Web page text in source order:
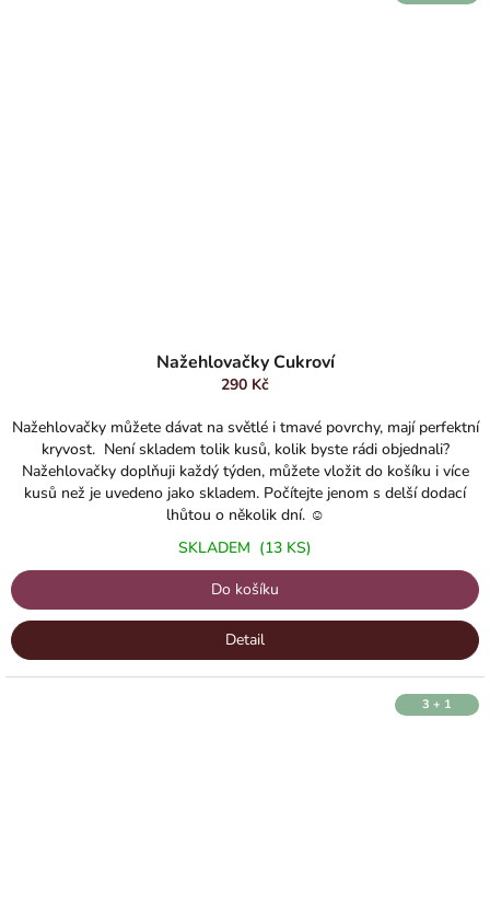
Nažehlovačky Cukroví
290 Kč
Nažehlovačky můžete dávat na světlé i tmavé povrchy, mají perfektní
kryvost. Není skladem tolik kusů, kolik byste rádi objednali?
Nažehlovačky doplňuji každý týden, můžete vložit do košíku i více
kusů než je uvedeno jako skladem. Počítejte jenom s delší dodací
lhůtou o několik dní. ☺️
SKLADEM (13 KS)
Do košíku
Detail
3 + 1